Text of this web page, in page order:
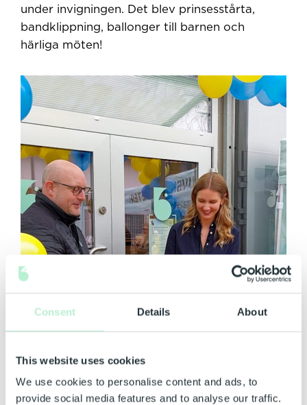
Consent Details About
This website uses cookies
We use cookies to personalise content and ads, to
provide social media features and to analyse our traffic.
under invigningen. Det blev prinsesstårta,
bandklippning, ballonger till barnen och
härliga möten!